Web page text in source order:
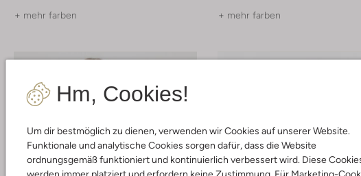
Hm, Cookies!
Um dir bestmöglich zu dienen, verwenden wir Cookies auf unserer Website.
Funktionale und analytische Cookies sorgen dafür, dass die Website
ordnungsgemäß funktioniert und kontinuierlich verbessert wird. Diese
+ mehr farben + mehr farben